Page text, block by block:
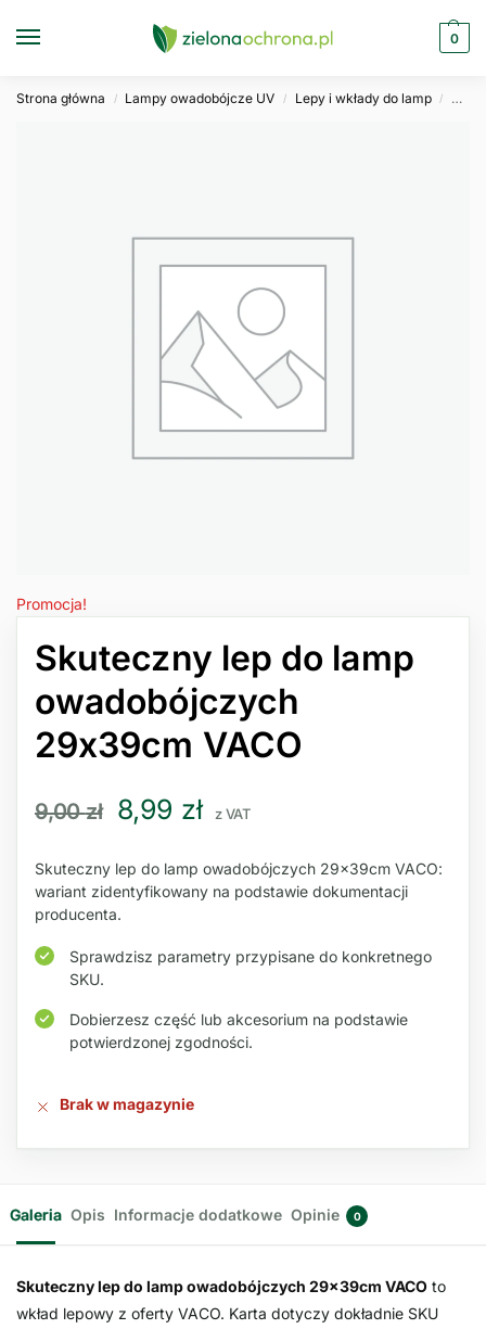
0
Strona główna / Lampy owadobójcze UV / Lepy i wkłady do lamp /
Promocja!
Skuteczny lep do lamp
owadobójczych
29x39cm VACO
9,00zł 8,99 zł z VAT
Skuteczny lep do lamp owadobójczych 29x39cm VACO:
wariant zidentyfikowany na podstawie dokumentacji
producenta.
Sprawdzisz parametry przypisane do konkretnego
SKU.
Dobierzesz część lub akcesorium na podstawie
potwierdzonej zgodności.
Brak w magazynie
Galeria Opis Informacje dodatkowe Opinie 0
Skuteczny lep do lamp owadobójczych 29x39cm VACO to
wkład lepowy z oferty VACO. Karta dotyczy dokładnie SKU